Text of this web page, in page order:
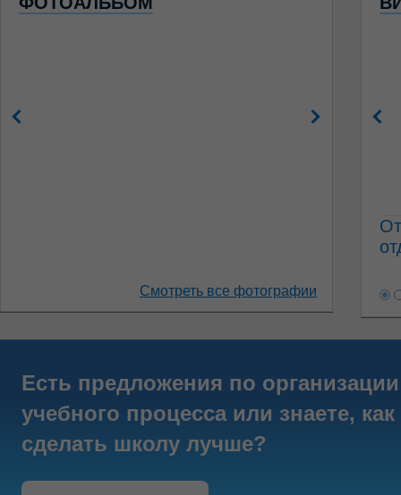
Смотреть все фотографии
Есть предложения по организации
учебного процесса или знаете, как
сделать школу лучше?